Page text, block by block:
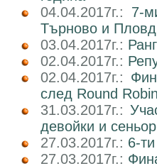
04.04.2017г.: 7-
Търново и
03.04.2017г.:
02.04.2017г.:
02.04.2017г.:
след Round
31.03.2017г.:
девойки и
27.03.2017г.: 6-
27.03.2017г.: